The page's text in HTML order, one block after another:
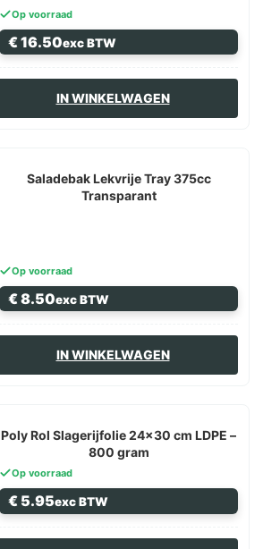
Op voorraad
€16.50exc BTW
IN WINKELWAGEN
Saladebak Lekvrije Tray 375cc
Transparant
Op voorraad
€8.50exc BTW
IN WINKELWAGEN
Poly Rol Slagerijfolie 24×30 cm LDPE –
800 gram
Op voorraad
€ 5.95exc BTW